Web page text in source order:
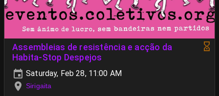
Assembleias de resistência e acção da
Habita-Stop Despejos
Saturday, Feb 28, 11:00 AM
Sirigaita